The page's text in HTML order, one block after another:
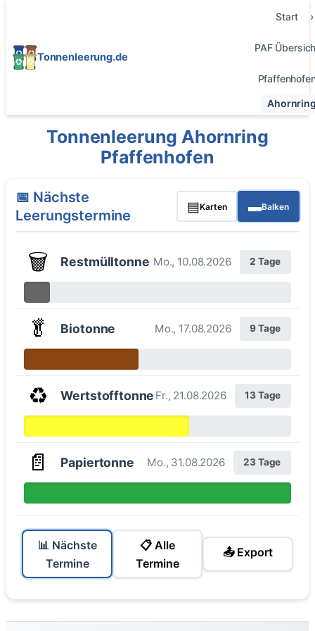
Tonnenleerung.de
Start
PAF
Tonnenleerung Ahornring
Pfaffenhofen
📅 Nächste
Leerungstermine
▤Karten ▬Balken
🗑️ Restmülltonne Mo., 10.08.2026 2 Tage
🥬 Biotonne Mo., 17.08.2026 9 Tage
♻️ Wertstofftonne Fr., 21.08.2026 13 Tage
📄 Papiertonne Mo., 31.08.2026 23 Tage
📊 Nächste
Termine
📋 Alle
Termine
📤 Export